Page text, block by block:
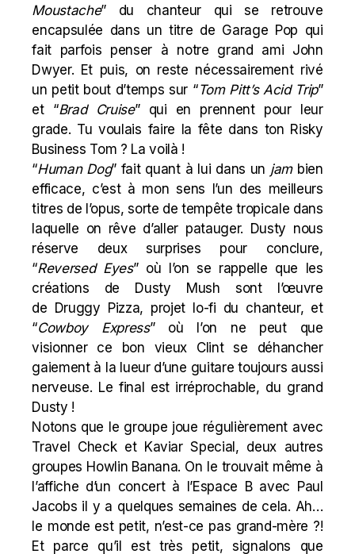
Moustache” du chanteur qui se retrouve
encapsulée dans un titre de Garage Pop qui
fait parfois penser à notre grand ami John
Dwyer. Et puis, on reste nécessairement rivé
un petit bout d’temps sur “Tom Pitt’s Acid Trip”
et “Brad Cruise” qui en prennent pour leur
grade. Tu voulais faire la fête dans ton Risky
Business Tom ? La voilà !
“Human Dog” fait quant à lui dans un jam bien
efficace, c’est à mon sens l’un des meilleurs
titres de l’opus, sorte de tempête tropicale dans
laquelle on rêve d’aller patauger. Dusty nous
réserve deux surprises pour conclure,
“Reversed Eyes” où l’on se rappelle que les
créations de Dusty Mush sont l’œuvre
de Druggy Pizza, projet lo-fi du chanteur, et
“Cowboy Express” où l’on ne peut que
visionner ce bon vieux Clintse déhancher
gaiement à la lueur d’une guitare toujours aussi
nerveuse. Le final est irréprochable, du grand
Dusty !
Notons que le groupe joue régulièrement avec
Travel Check et Kaviar Special, deux autres
groupes Howlin Banana. On le trouvait même à
l’affiche d’un concertà l’Espace B avec Paul
Jacobs il y a quelques semaines de cela. Ah…
le monde est petit, n’est-ce pas grand-mère ?!
Et parce qu’il est très petit, signalons que